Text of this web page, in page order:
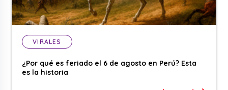
VIRALES
¿Por qué es feriado el 6 de agosto en Perú? Esta
es la historia